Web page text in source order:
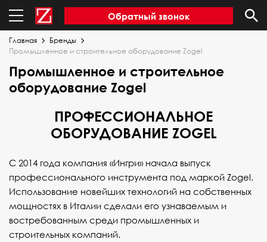
Обратный звонок
Главная
Бренды
Промышленное и строительное оборудование Zogel
Промышленное и строительное
оборудование Zogel
ПРОФЕССИОНАЛЬНОЕ
ОБОРУДОВАНИЕ ZOGEL
С 2014 года компания «Ингри» начала выпуск
профессионального инструмента под маркой Zogel.
Использование новейших технологий на собственных
мощностях в Италии сделали его узнаваемым и
востребованным среди промышленных и
строительных компаний.